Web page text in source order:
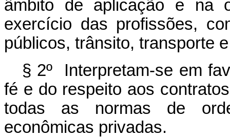
âmbito de aplicação e na
exercício das profissões,
públicos, trânsito, transporte
§ 2º Interpretam-se em
fé e do respeito aos
todas as normas de
econômicas privadas.